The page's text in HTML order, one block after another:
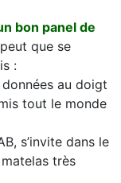
bon panel de
que se
:
au doigt
tout le monde
s’invite dans le
très